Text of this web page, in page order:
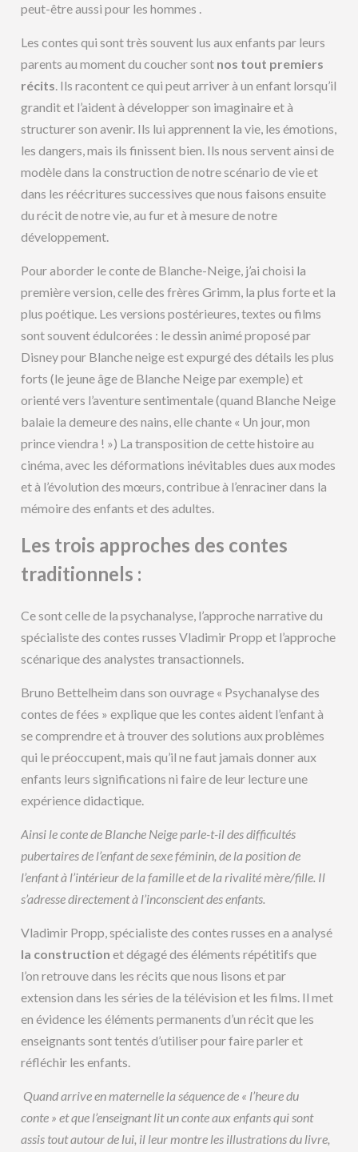
peut-être aussi pour les hommes .
Les contes qui sont très souvent lus aux enfants par leurs
parents au moment du coucher sont nos tout premiers
récits. Ils racontent ce qui peut arriver à un enfant lorsqu’il
grandit et l’aident à développer son imaginaire et à
structurer son avenir. Ils lui apprennent la vie, les émotions,
les dangers, mais ils finissent bien. Ils nous servent ainsi de
modèle dans la construction de notre scénario de vie et
dans les réécritures successives que nous faisons ensuite
du récit de notre vie, au fur et à mesure de notre
développement.
Pour aborder le conte de Blanche-Neige, j’ai choisi la
première version, celle des frères Grimm, la plus forte et la
plus poétique. Les versions postérieures, textes ou films
sont souvent édulcorées : le dessin animé proposé par
Disney pour Blanche neige est expurgé des détails les plus
forts (le jeune âge de Blanche Neige par exemple) et
orienté vers l’aventure sentimentale (quand Blanche Neige
balaie la demeure des nains, elle chante « Un jour, mon
prince viendra ! ») La transposition de cette histoire au
cinéma, avec les déformations inévitables dues aux modes
et à l’évolution des mœurs, contribue à l’enraciner dans la
mémoire des enfants et des adultes.
Les trois approches des contes
traditionnels :
Ce sont celle de la psychanalyse, l’approche narrative du
spécialiste des contes russes Vladimir Propp et l’approche
scénarique des analystes transactionnels.
Bruno Bettelheim dans son ouvrage « Psychanalyse des
contes de fées » explique que les contes aident l’enfant à
se comprendre et à trouver des solutions aux problèmes
qui le préoccupent, mais qu’il ne faut jamais donner aux
enfants leurs significations ni faire de leur lecture une
expérience didactique.
Ainsi le conte de Blanche Neige parle-t-il des difficultés
pubertaires de l’enfant de sexe féminin, de la position de
l’enfant à l’intérieur de la famille et de la rivalité mère/fille. Il
s’adresse directement à l’inconscient des enfants.
Vladimir Propp, spécialiste des contes russes en a analysé
la construction et dégagé des éléments répétitifs que
l’on retrouve dans les récits que nous lisons et par
extension dans les séries de la télévision et les films. Il met
en évidence les éléments permanents d’un récit que les
enseignants sont tentés d’utiliser pour faire parler et
réfléchir les enfants.
Quand arrive en maternelle la séquence de « l’heure du
conte » et que l’enseignant lit un conte aux enfants qui sont
assis tout autour de lui, il leur montre les illustrations du livre,